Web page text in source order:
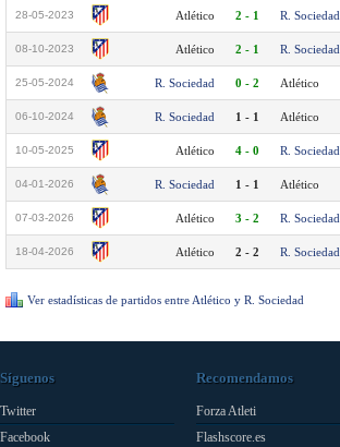
28-05-2023 Atlético 2 - 1 R. Sociedad
08-10-2023 Atlético 2 - 1 R. Sociedad
25-05-2024 R. Sociedad 0 - 2 Atlético
06-10-2024 R. Sociedad 1 - 1 Atlético
10-05-2025 Atlético 4 - 0 R. Sociedad
04-01-2026 R. Sociedad 1 - 1 Atlético
07-03-2026 Atlético 3 - 2 R. Sociedad
18-04-2026 Atlético 2 - 2 R. Sociedad
Ver estadísticas de partidos entre Atlético y R. Sociedad
Síguenos
Twitter
Facebook
Recomendamos
Forza Atleti
Flashscore.es